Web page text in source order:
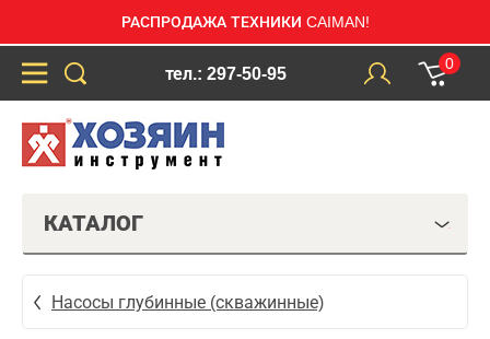
РАСПРОДАЖА ТЕХНИКИ CAIMAN!
тел.: 297-50-95
0
КАТАЛОГ
Насосы глубинные (скважинные)